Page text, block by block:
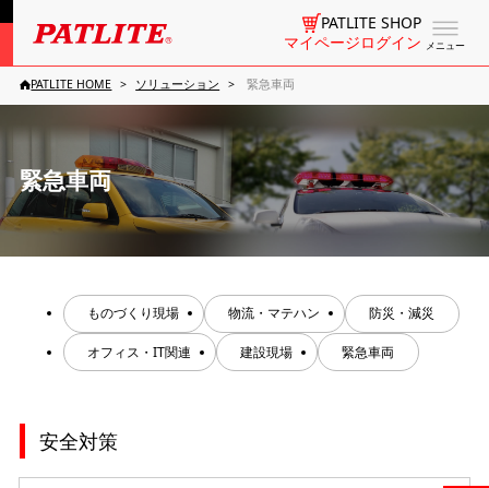
メニュー
PATLITE SHOP
マイページログイン
PATLITE HOME ソリューション 緊急車両
緊急車両
ものづくり現場 物流・マテハン 防災・減災
オフィス・IT関連 建設現場 緊急車両
安全対策